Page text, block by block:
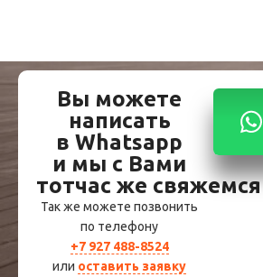
Вы можете
написать
в Whatsapp
и мы с Вами
тотчас же свяжемся
Так же можете позвонить
по телефону
+7 927 488-8524
или оставить заявку